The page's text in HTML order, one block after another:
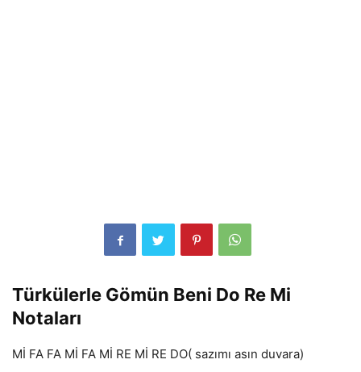
Türkülerle Gömün Beni Do Re Mi
Notaları
Mİ FA FA Mİ FA Mİ RE Mİ RE DO( sazımı asın duvara)